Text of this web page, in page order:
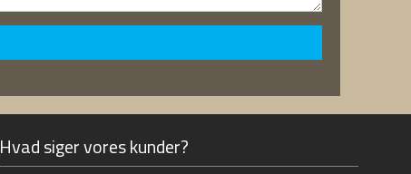
Hvad siger vores kunder?